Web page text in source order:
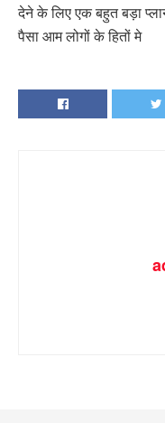
देने के लिए एक बहुत बड़ा
पैसा आम लोगों के हितों मे